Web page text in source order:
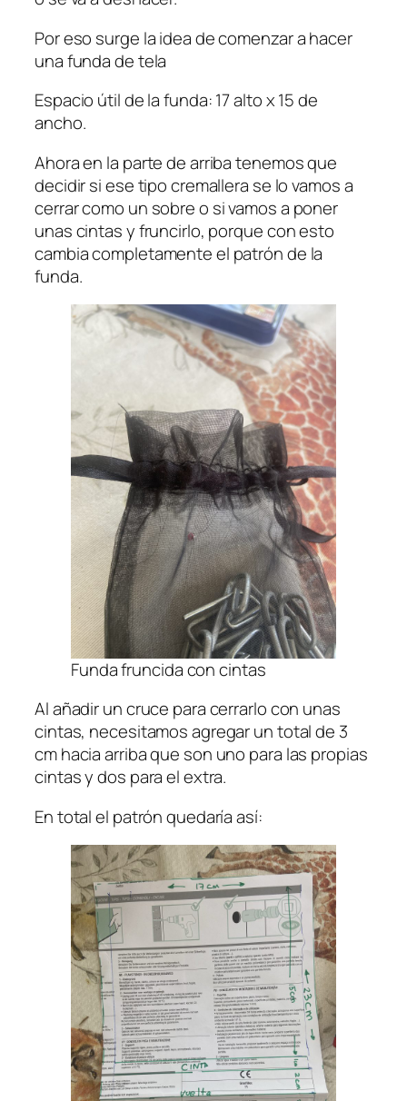
Por eso surge la idea de comenzar a hacer
una funda de tela
Espacio útil de la funda: 17 alto x 15 de
ancho.
Ahora en la parte de arriba tenemos que
decidir si ese tipo cremallera se lo vamos a
cerrar como un sobre o si vamos a poner
unas cintas y fruncirlo, porque con esto
cambia completamente el patrón de la
funda.
Funda fruncida con cintas
Al añadir un cruce para cerrarlo con unas
cintas, necesitamos agregar un total de 3
cm hacia arriba que son uno para las propias
cintas y dos para el extra.
En total el patrón quedaría así: